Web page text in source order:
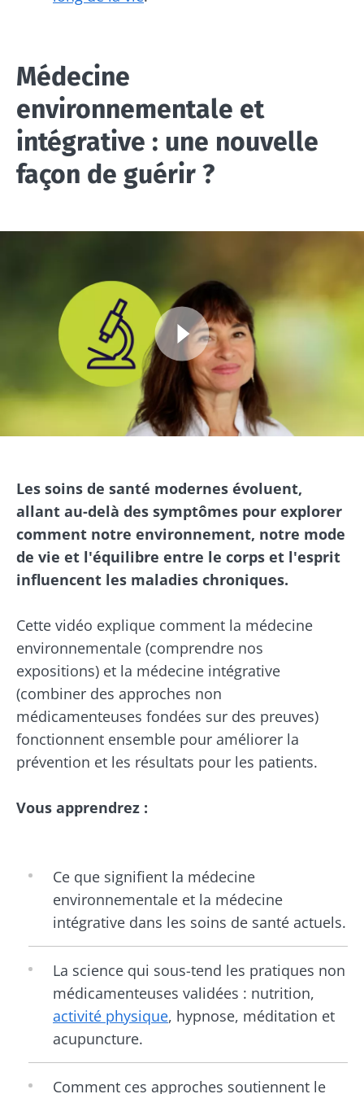
Médecine
environnementale et
intégrative : une nouvelle
façon de guérir ?
Les soins de santé modernes évoluent,
allant au-delà des symptômes pour explorer
comment notre environnement, notre mode
de vie et l'équilibre entre le corps et l'esprit
influencent les maladies chroniques.
Cette vidéo explique comment la médecine
environnementale (comprendre nos
expositions) et la médecine intégrative
(combiner des approches non
médicamenteuses fondées sur des preuves)
fonctionnent ensemble pour améliorer la
prévention et les résultats pour les patients.
Vous apprendrez :
Ce que signifient la médecine
environnementale et la médecine
intégrative dans les soins de santé actuels.
La science qui sous-tend les pratiques non
médicamenteuses validées : nutrition,
activité physique, hypnose, méditation et
acupuncture.
Comment ces approches soutiennent le